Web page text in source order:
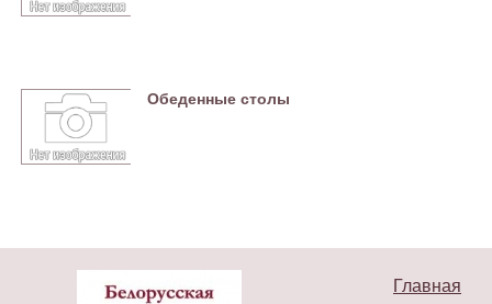
Обеденные столы
Главная